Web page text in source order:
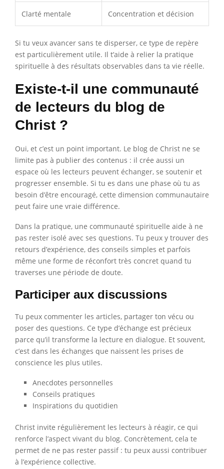
Clarté mentale Concentration et décision
Si tu veux avancer sans te disperser, ce type de repère
est particulièrement utile. Il t’aide à relier la pratique
spirituelle à des résultats observables dans ta vie réelle.
Existe-t-il une communauté
de lecteurs du blog de
Christ ?
Oui, et c’est un point important. Le blog de Christ ne se
limite pas à publier des contenus : il crée aussi un
espace où les lecteurs peuvent échanger, se soutenir et
progresser ensemble. Si tu es dans une phase où tu as
besoin d’être encouragé, cette dimension communautaire
peut faire une vraie différence.
Dans la pratique, une communauté spirituelle aide à ne
pas rester isolé avec ses questions. Tu peux y trouver des
retours d’expérience, des conseils simples et parfois
même une forme de réconfort très concret quand tu
traverses une période de doute.
Participer aux discussions
Tu peux commenter les articles, partager ton vécu ou
poser des questions. Ce type d’échange est précieux
parce qu’il transforme la lecture en dialogue. Et souvent,
c’est dans les échanges que naissent les prises de
conscience les plus utiles.
Anecdotes personnelles
Conseils pratiques
Inspirations du quotidien
Christ invite régulièrement les lecteurs à réagir, ce qui
renforce l’aspect vivant du blog. Concrètement, cela te
permet de ne pas rester passif : tu peux aussi contribuer
à l’expérience collective.